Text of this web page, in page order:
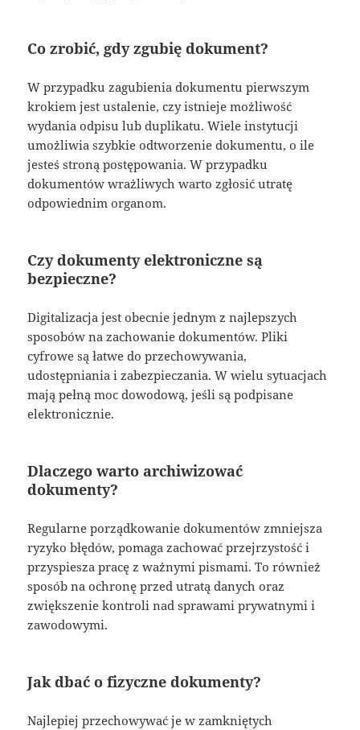
Co zrobić, gdy zgubię dokument?
W przypadku zagubienia dokumentu pierwszym
krokiem jest ustalenie, czy istnieje możliwość
wydania odpisu lub duplikatu. Wiele instytucji
umożliwia szybkie odtworzenie dokumentu, o ile
jesteś stroną postępowania. W przypadku
dokumentów wrażliwych warto zgłosić utratę
odpowiednim organom.
Czy dokumenty elektroniczne są
bezpieczne?
Digitalizacja jest obecnie jednym z najlepszych
sposobów na zachowanie dokumentów. Pliki
cyfrowe są łatwe do przechowywania,
udostępniania i zabezpieczania. W wielu sytuacjach
mają pełną moc dowodową, jeśli są podpisane
elektronicznie.
Dlaczego warto archiwizować
dokumenty?
Regularne porządkowanie dokumentów zmniejsza
ryzyko błędów, pomaga zachować przejrzystość i
przyspiesza pracę z ważnymi pismami. To również
sposób na ochronę przed utratą danych oraz
zwiększenie kontroli nad sprawami prywatnymi i
zawodowymi.
Jak dbać o fizyczne dokumenty?
Najlepiej przechowywać je w zamkniętych